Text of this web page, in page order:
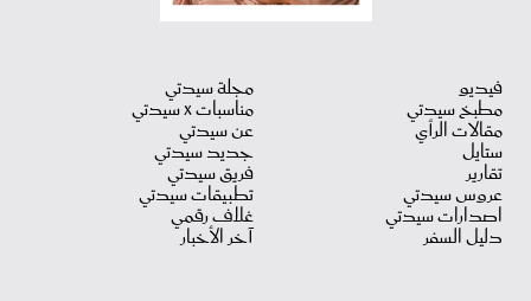
فيديو
مطبخ سيدتي
مقالات الرأي
ستايل
تقارير
عروس سيدتي
اصدارات سيدتي
دليل السفر
مجلة سيدتي
مناسبات X سيدتي
عن سيدتي
جديد سيدتي
فريق سيدتي
تطبيقات سيدتي
غلاف رقمي
آخر الأخبار